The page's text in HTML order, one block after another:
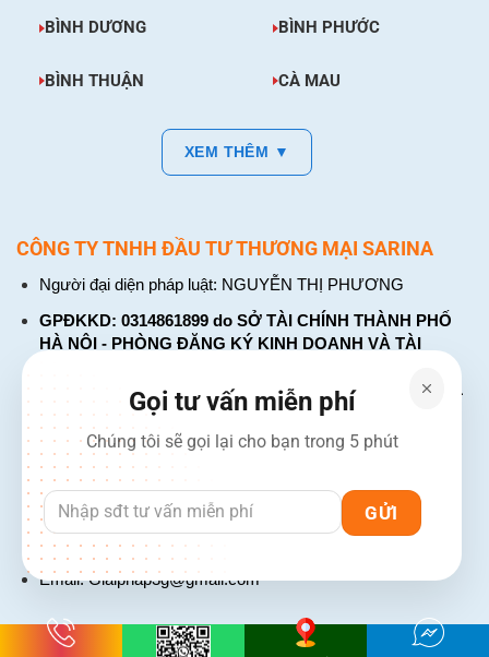
BÌNH DƯƠNG BÌNH PHƯỚC
BÌNH THUẬN CÀ MAU
XEM THÊM ▼
CÔNG TY TNHH ĐẦU TƯ THƯƠNG MẠI SARINA
Người đại diện pháp luật: NGUYỄN THỊ PHƯƠNG
GPĐKKD: 0314861899 do SỞ TÀI CHÍNH THÀNH PHỐ
HÀ NỘI - PHÒNG ĐĂNG KÝ KINH DOANH VÀ TÀI
CHÍNH DOANH NGHIỆP cấp. Đăng ký lần đầu: ngày 26
tháng 01 năm 2018. Đăng ký thay đổi lần thứ: 4, ngày 31
tháng 03 năm 2026
226 Đường Láng, Đống Đa, Hà Nội
137 Đường Hòa Hưng, Phường 12, Quận 10, TP. Hồ Chí
Minh
Hotline: 1900 2106 - 0386 001 001
Email:Giaiphap3g@gmail.com
Gọi tư vấn miễn phí
Chúng tôi sẽ gọi lại cho bạn trong 5 phút